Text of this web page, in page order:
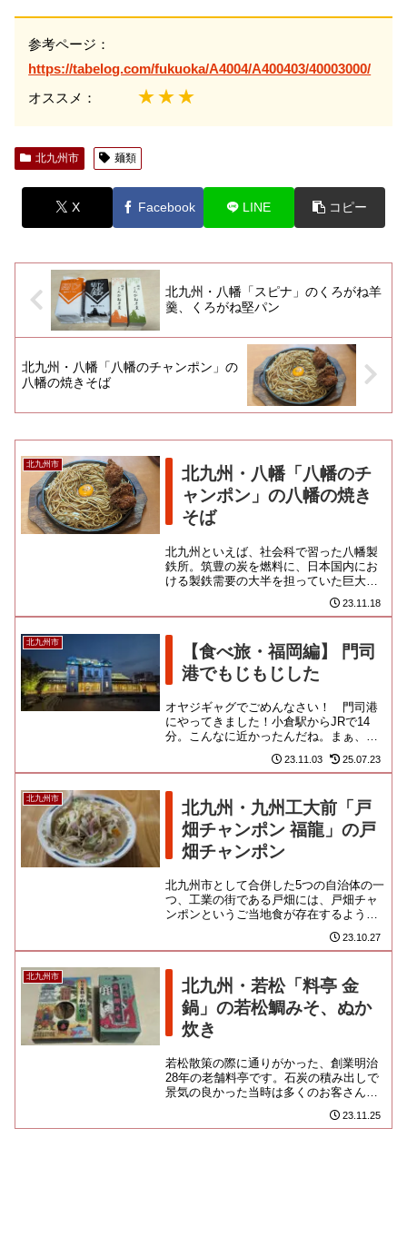
参考ページ：
https://tabelog.com/fukuoka/A4004/A400403/40003000/
オススメ： ★★★
北九州市 麺類
X Facebook LINE コピー
北九州・八幡「スピナ」のくろがね羊
羹、くろがね堅パン
北九州・八幡「八幡のチャンポン」の
八幡の焼きそば
北九州市
北九州・八幡「八幡のチ
ャンポン」の八幡の焼き
そば
北九州といえば、社会科で習った八幡製
鉄所。筑豊の炭を燃料に、日本国内にお
ける製鉄需要の大半を担っていた巨大工
場ですね。現在も後身となる「日本製
鉄」が稼働中なので、見学等は敷...23.11.18
北九州市
【食べ旅・福岡編】 門司
港でもじもじした
オヤジギャグでごめんなさい！ 門司港
にやってきました！小倉駅からJRで14
分。こんなに近かったんだね。まぁ、な
んともステキな門司港駅なのよ！！大正
時代に建てられた駅舎は、東...
23.11.03 25.07.23
北九州市
北九州・九州工大前「戸
畑チャンポン 福龍」の戸
畑チャンポン
北九州市として合併した5つの自治体の一
つ、工業の街である戸畑には、戸畑チャ
ンポンというご当地食が存在するようで
す。長崎由来のチャンポン文化は、福岡
県にも広く根付いております...
23.10.27
北九州市
北九州・若松「料亭 金
鍋」の若松鯛みそ、ぬか
炊き
若松散策の際に通りがかった、創業明治
28年の老舗料亭です。石炭の積み出しで
景気の良かった当時は多くのお客さんで
賑わったお店みたいね。九州にいち早く
取り入れたという牛鍋が名物...
23.11.25